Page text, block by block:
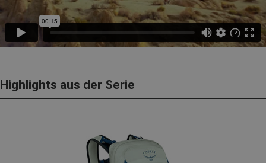
Highlights aus der Serie